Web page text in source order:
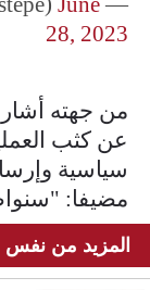
28, 2023
من جهته أشار
عن كثب
سياسية
مضيفا:
المزيد من نفس